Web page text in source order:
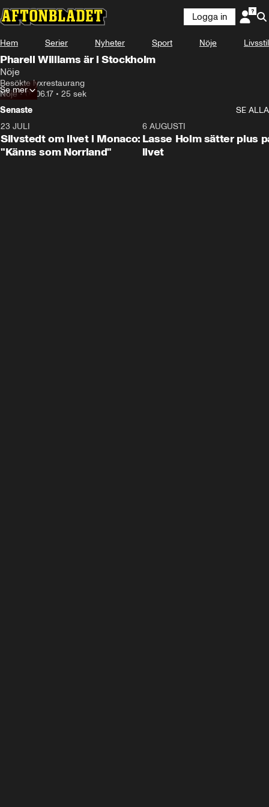
Logga in
Hem Serier Nyheter Sport Nöje Livsstil
Pharell Williams är i Stockholm
Nöje
Besökte lyxrestaurang
Nöje•09.06.17 • 25 sek
Se mer
Senaste
SE ALLA
23 JULI
Silvstedt om livet i Monaco:
"Känns som Norrland"
6 AUGUSTI
Lasse Holm sätter plus
livet